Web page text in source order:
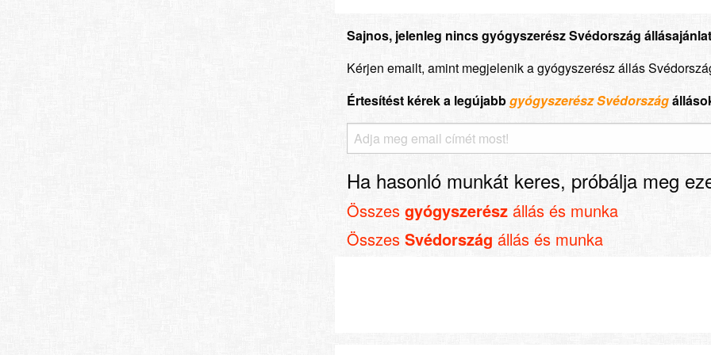
Sajnos, jelenleg nincs gyógyszerész Svédország
Kérjen emailt, amint megjelenik a gyógyszerész állás
Értesítést kérek a legújabbgyógyszerész Svédország
Ha hasonló munkát keres, próbálja meg
Összes gyógyszerész állás és munka
Összes Svédország állás és munka